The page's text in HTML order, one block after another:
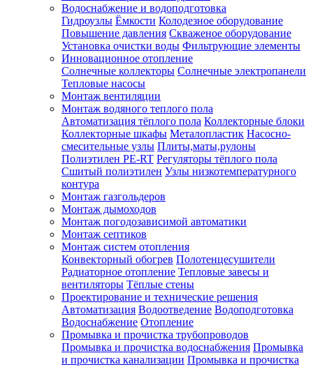
Водоснабжение и водоподготовка
Гидроузлы Ёмкости Колодезное оборудование
Повышение давления Скваженое оборудование
Установка очистки воды Фильтрующие элементы
Инновационное отопление
Солнечные коллекторы Солнечные электропанели
Тепловые насосы
Монтаж вентиляции
Монтаж водяного теплого пола
Автоматизация тёплого пола Коллекторные блоки
Коллекторные шкафы Металопластик Насосно-
смесительные узлы Плиты,маты,рулоны
Полиэтилен PE-RT Регуляторы тёплого пола
Сшитый полиэтилен Узлы низкотемпературного
контура
Монтаж газгольдеров
Монтаж дымоходов
Монтаж погодозависимой автоматики
Монтаж септиков
Монтаж систем отопления
Конвекторный обогрев Полотенцесушители
Радиаторное отопление Тепловые завесы и
вентиляторы Тёплые стены
Проектирование и технические решения
Автоматизация Водоотведение Водоподготовка
Водоснабжение Отопление
Промывка и прочистка трубопроводов
Промывка и прочистка водоснабжения Промывка
и прочистка канализации Промывка и прочистка